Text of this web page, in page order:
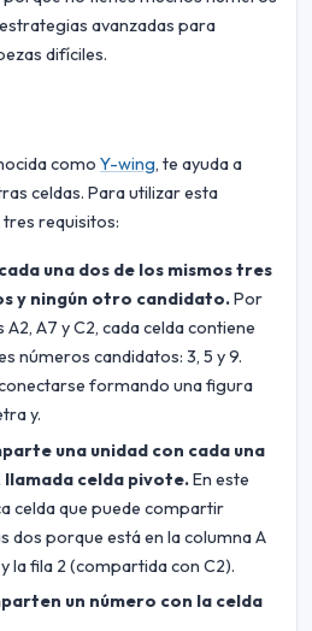
avanzadas para
difíciles.
como Y-wing, te ayuda a
celdas. Para utilizar esta
requisitos:
una dos de los mismos tres
y ningún otro candidato.Por
A7 y C2, cada celda contiene
números candidatos: 3, 5 y 9.
formando una figura
y.
una unidad con cada una
llamada celda pivote.En este
celda que puede compartir
dos porque está en la columna A
la fila 2 (compartida con C2).
un número con la celda